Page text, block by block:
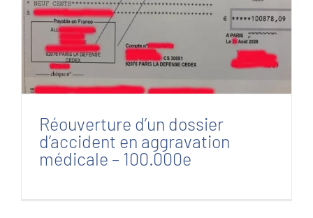
Réouverture d’un dossier d’accident en
aggravation médicale – 100.000e
Réouverture d’un dossier
d’accident en aggravation
médicale – 100.000e